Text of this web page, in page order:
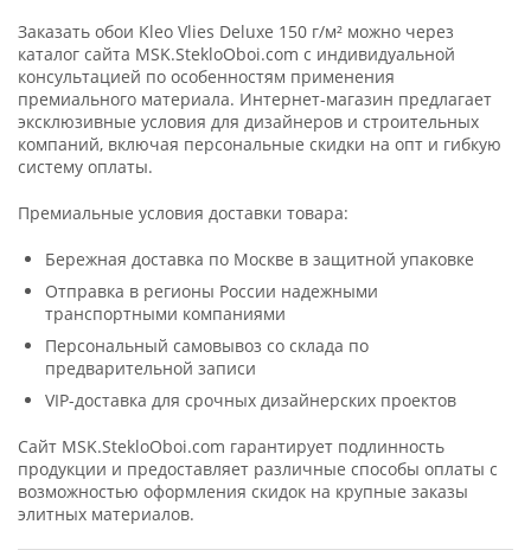
Заказать обои Kleo Vlies Deluxe 150 г/м² можно через
каталог сайта MSK.StekloOboi.com с индивидуальной
консультацией по особенностям применения
премиального материала. Интернет-магазин предлагает
эксклюзивные условия для дизайнеров и строительных
компаний, включая персональные скидки на опт и гибкую
систему оплаты.
Премиальные условия доставки товара:
Бережная доставка по Москве в защитной упаковке
Отправка в регионы России надежными
транспортными компаниями
Персональный самовывоз со склада по
предварительной записи
VIP-доставка для срочных дизайнерских проектов
Сайт MSK.StekloOboi.com гарантирует подлинность
продукции и предоставляет различные способы оплаты с
возможностью оформления скидок на крупные заказы
элитных материалов.